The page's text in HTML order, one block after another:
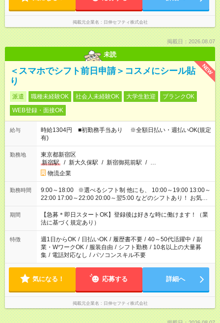
掲載元企業名 日伸セフティ株式会社
掲載日：2026.08.07
未読
NEW
＜スマホでシフト前日申請＞コスメにシール貼
り
派遣 職種未経験OK 社会人未経験OK 大学生歓迎
ブランクOK
WEB登録・面接OK
給与
時給1304円 ■初勤務手当あり ※全額日払い・週払いOK(規定
有)
勤務地
東京都新宿区
新宿駅
/ 新大久保駅 / 新宿御苑前駅 / …
物流企業
勤務時間
9:00～18:00 ※選べるシフト制 他にも、 10:00～19:00 13:00～
22:00 17:00～22:00 20:00～翌5:00 などのシフトあり！ お気軽
にご相談ください！
期間
【急募＊即日スタートOK】登録後は好きな時に働けます！（業
法に基づく規定あり）
特徴 週1日からOK / 日払いOK / 履歴書不要 / 40～50代活躍中 / 副
業・WワークOK / 服装自由 / シフト勤務 / 10名以上の大量募
集 / 電話対応なし / パソコンスキル不要
気になる！ 応募する 詳細へ
掲載元企業名 日伸セフティ株式会社